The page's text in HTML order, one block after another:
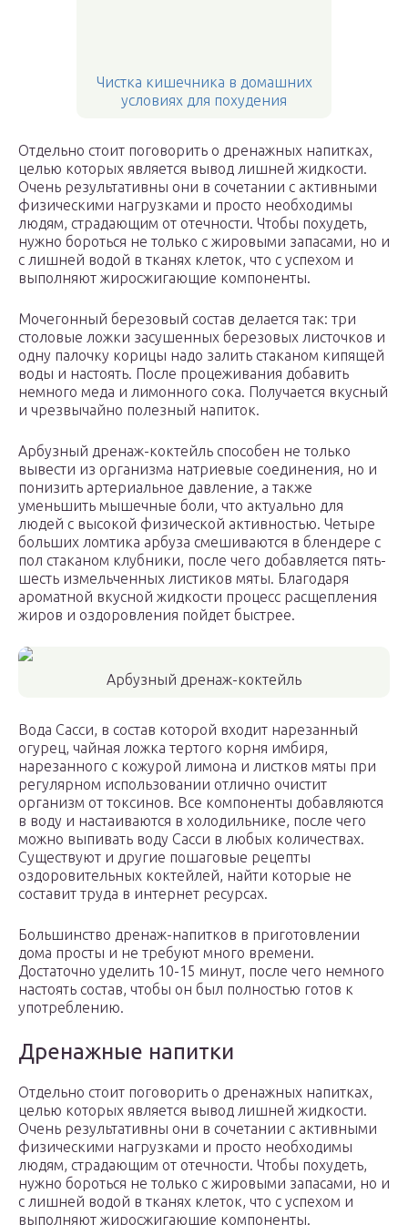
Чистка кишечника в домашних
условиях для похудения
Отдельно стоит поговорить о дренажных напитках,
целью которых является вывод лишней жидкости.
Очень результативны они в сочетании с активными
физическими нагрузками и просто необходимы
людям, страдающим от отечности. Чтобы похудеть,
нужно бороться не только с жировыми запасами, но и
с лишней водой в тканях клеток, что с успехом и
выполняют жиросжигающие компоненты.
Мочегонный березовый состав делается так: три
столовые ложки засушенных березовых листочков и
одну палочку корицы надо залить стаканом кипящей
воды и настоять. После процеживания добавить
немного меда и лимонного сока. Получается вкусный
и чрезвычайно полезный напиток.
Арбузный дренаж-коктейль способен не только
вывести из организма натриевые соединения, но и
понизить артериальное давление, а также
уменьшить мышечные боли, что актуально для
людей с высокой физической активностью. Четыре
больших ломтика арбуза смешиваются в блендере с
пол стаканом клубники, после чего добавляется пять-
шесть измельченных листиков мяты. Благодаря
ароматной вкусной жидкости процесс расщепления
жиров и оздоровления пойдет быстрее.
Арбузный дренаж-коктейль
Вода Сасси, в состав которой входит нарезанный
огурец, чайная ложка тертого корня имбиря,
нарезанного с кожурой лимона и листков мяты при
регулярном использовании отлично очистит
организм от токсинов. Все компоненты добавляются
в воду и настаиваются в холодильнике, после чего
можно выпивать воду Сасси в любых количествах.
Существуют и другие пошаговые рецепты
оздоровительных коктейлей, найти которые не
составит труда в интернет ресурсах.
Большинство дренаж-напитков в приготовлении
дома просты и не требуют много времени.
Достаточно уделить 10-15 минут, после чего немного
настоять состав, чтобы он был полностью готов к
употреблению.
Дренажные напитки
Отдельно стоит поговорить о дренажных напитках,
целью которых является вывод лишней жидкости.
Очень результативны они в сочетании с активными
физическими нагрузками и просто необходимы
людям, страдающим от отечности. Чтобы похудеть,
нужно бороться не только с жировыми запасами, но и
с лишней водой в тканях клеток, что с успехом и
выполняют жиросжигающие компоненты.